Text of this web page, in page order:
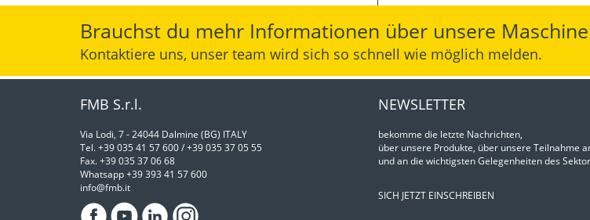
Brauchst du mehr Informationen über unsere
Kontaktiere uns, unser team wird sich so schnell wie möglich melden.
FMB S.r.l.
Via Lodi, 7 - 24044 Dalmine (BG) ITALY
Tel. +39 035 41 57 600 / +39 035 37 05 55
Fax. +39 035 37 06 68
Whatsapp +39 393 41 57 600
info@fmb.it
NEWSLETTER
bekomme die letzte Nachrichten,
über unsere Produkte, über unsere Teilnahme
und an die wichtigsten Gelegenheiten des
SICH JETZT EINSCHREIBEN